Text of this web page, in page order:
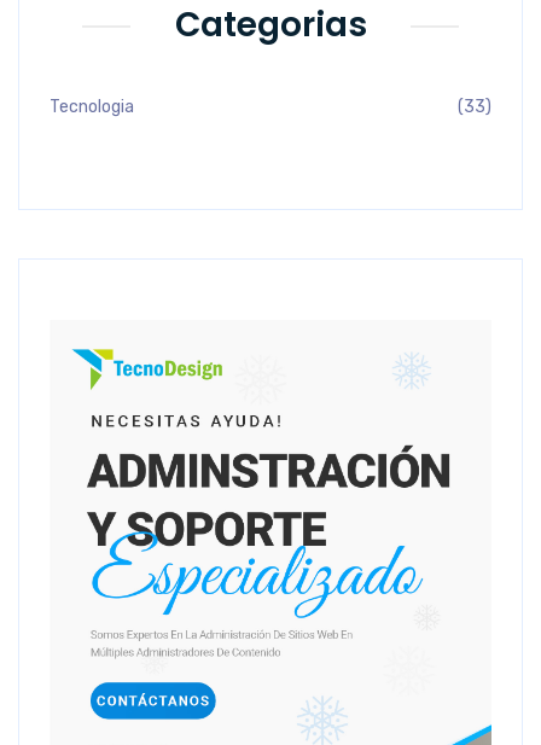
Categorias
Tecnologia (33)